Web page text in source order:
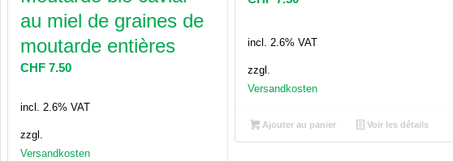
au miel de graines de
moutarde entières
CHF7.50
incl. 2.6% VAT
zzgl.
Versandkosten
incl. 2.6% VAT
zzgl.
Versandkosten
Ajouter au panier Voir les détails